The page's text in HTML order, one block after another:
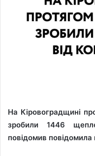
На Кіровоградщині
зробили 1446
повідомив